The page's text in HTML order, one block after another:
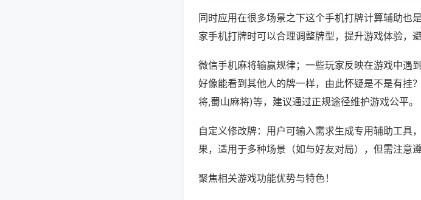
同时应用在很多场景之下这个手机打牌计算辅助也
家手机打牌时可以合理调整牌型，提升游戏体验，
微信手机麻将输赢规律；一些玩家反映在游戏中遇
好像能看到其他人的牌一样，由此怀疑是不是有挂
将,蜀山麻将)等，建议通过正规途径维护游戏公平。
自定义修改牌：用户可输入需求生成专用辅助工具
果，适用于多种场景（如与好友对局），但需注意
聚焦相关游戏功能优势与特色！